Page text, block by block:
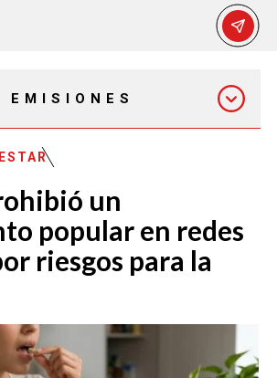
EMISIONES
EXPRESS
12:30 PM
EMISIÓN 7:00 PM
11:30 PM
un
popular en redes
riesgos para la